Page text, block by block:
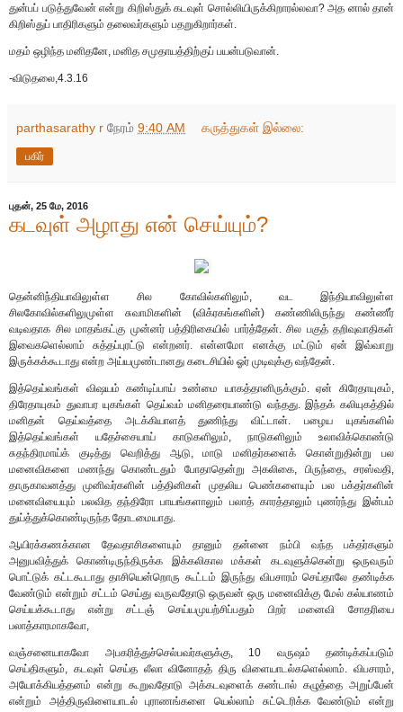
துன்பப் படுத்துவேன் என்று கிறிஸ்துக் கடவுள் சொல்லியிருக்கிறாரல்லவா? அத னால் தான்
கிறிஸ்துப் பாதிரிகளும் தலைவர்களும் பதறுகிறார்கள்.
மதம் ஒழிந்த மனிதனே, மனித சமுதாயத்திற்குப் பயன்படுவான்.
-விடுதலை,4.3.16
parthasarathy r நேரம் 9:40 AM கருத்துகள் இல்லை:
பகிர்
புதன், 25 மே, 2016
கடவுள் அழாது என் செய்யும்?
தென்னிந்தியாவிலுள்ள சில கோவில்களிலும், வட இந்தியாவிலுள்ள
சிலகோவில்களிலுமுள்ள சுவாமிகளின் (விக்ரகங்களின்) கண்ணிலிருந்து கண்ணீர்
வடிவதாக சில மாதங்கட்கு முன்னர் பத்திரிகையில் பார்த்தேன். சில பகுத் தறிவுவாதிகள்
இவைகளெல்லாம் சுத்தப்புரட்டு என்றனர். என்னமோ எனக்கு மட்டும் ஏன் இவ்வாறு
இருக்கக்கூடாது என்ற அய்யமுண்டானது கடைசியில் ஓர் முடிவுக்கு வந்தேன்.
இத்தெய்வங்கள் விஷயம் கண்டிப்பாய் உண்மை யாகத்தானிருக்கும். ஏன் கிரேதாயுகம்,
திரேதாயுகம் துவாபர யுகங்கள் தெய்வம் மனிதரையாண்டு வந்தது. இந்தக் கலியுகத்தில்
மனிதன் தெய்வத்தை அடக்கியாளத் துணிந்து விட்டான். பழைய யுகங்களில்
இத்தெய்வங்கள் யதேச்சையாய் காடுகளிலும், நாடுகளிலும் உலாவிக்கொண்டு
சுதந்திரமாய்க் குடித்து வெறித்து ஆடு, மாடு மனிதர்களைக் கொன்றுதின்று பல
மனைவிகளை மணந்து கொண்டதும் போதாதென்று அகலிகை, பிருந்தை, சரஸ்வதி,
தாருகாவனத்து முனிவர்களின் பத்தினிகள் முதலிய பெண்களையும் பல பக்தர்களின்
மனைவியையும் பலவித தந்திரோ பாயங்களாலும் பலாத் காரத்தாலும் புணர்ந்து இன்பம்
துய்த்துக்கொண்டிருந்த தோடமையாது.
ஆயிரக்கணக்கான தேவதாசிகளையும் தானும் தன்னை நம்பி வந்த பக்தர்களும்
அனுபவித்துக் கொண்டிருந்திருக்க இக்கலிகால மக்கள் கடவுளுக்கென்று ஒருவரும்
பொட்டுக் கட்டகூடாது தாசியென்றொரு கூட்டம் இருந்து விபசாரம் செய்தாலே தண்டிக்க
வேண்டும் என்றும் சட்டம் செய்து வருவதோடு ஒருவன் ஒரு மனைவிக்கு மேல் கல்யாணம்
செய்யக்கூடாது என்று சட்டஞ் செய்யமுயற்சிப்பதும் பிறர் மனைவி சோதரியை
பலாத்காரமாகவோ,
வஞ்சனையாகவோ அபகரித்துச்செல்பவர்களுக்கு, 10 வருஷம் தண்டிக்கப்படும்
செய்திகளும், கடவுள் செய்த லீலா வினோதத் திரு விளையாடல்களெல்லாம். விபசாரம்,
அயோக்கியத்தனம் என்று கூறுவதோடு அக்கடவுளைக் கண்டால் கழுத்தை அறுப்பேன்
என்றும் அத்திருவிளையாடல் புராணங்களை யெல்லாம் சுட்டெரிக்க வேண்டும் என்று